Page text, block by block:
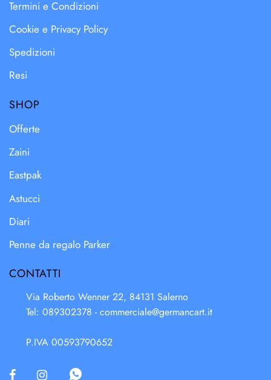
Termini e Condizioni
Cookie e Privacy Policy
Spedizioni
Resi
SHOP
Offerte
Zaini
Eastpak
Astucci
Diari
Penne da regalo Parker
CONTATTI
Via Roberto Wenner 22, 84131 Salerno
Tel: 089302378 -commerciale@germancart.it
P.IVA 00593790652